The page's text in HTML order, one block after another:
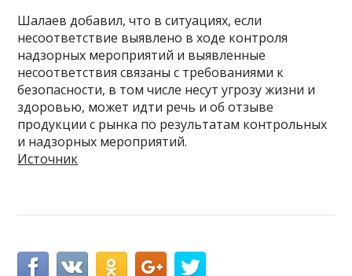
Шалаев добавил, что в ситуациях, если
несоответствие выявлено в ходе контроля
надзорных мероприятий и выявленные
несоответствия связаны с требованиями к
безопасности, в том числе несут угрозу жизни и
здоровью, может идти речь и об отзыве
продукции с рынка по результатам контрольных
и надзорных мероприятий.
Источник